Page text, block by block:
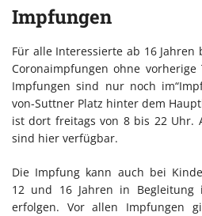
Impfungen
Für alle Interessierte ab 16
Coronaimpfungen ohne
Impfungen sind nur noch
von-Suttner Platz hinter dem
ist dort freitags von 8 bis 22 Uhr.
sind hier verfügbar.
Die Impfung kann auch bei
12 und 16 Jahren in Begleitung
erfolgen. Vor allen Impfungen